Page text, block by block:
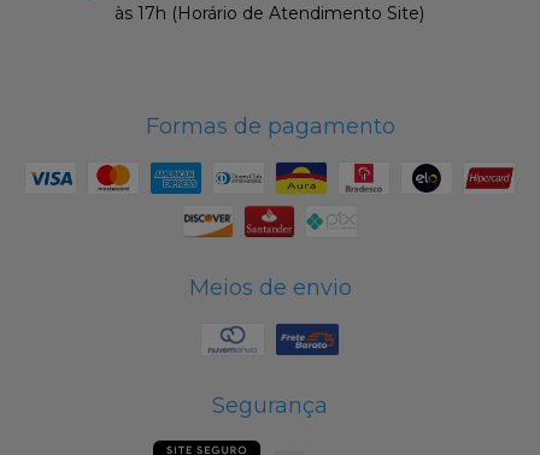
às 17h (Horário de Atendimento Site)
Formas de pagamento
Meios de envio
Segurança